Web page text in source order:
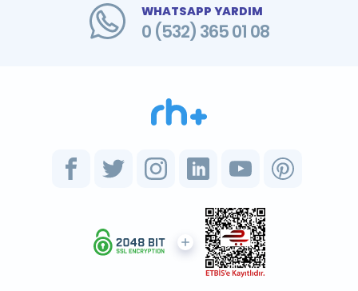
WHATSAPP YARDIM
0 (532) 365 01 08